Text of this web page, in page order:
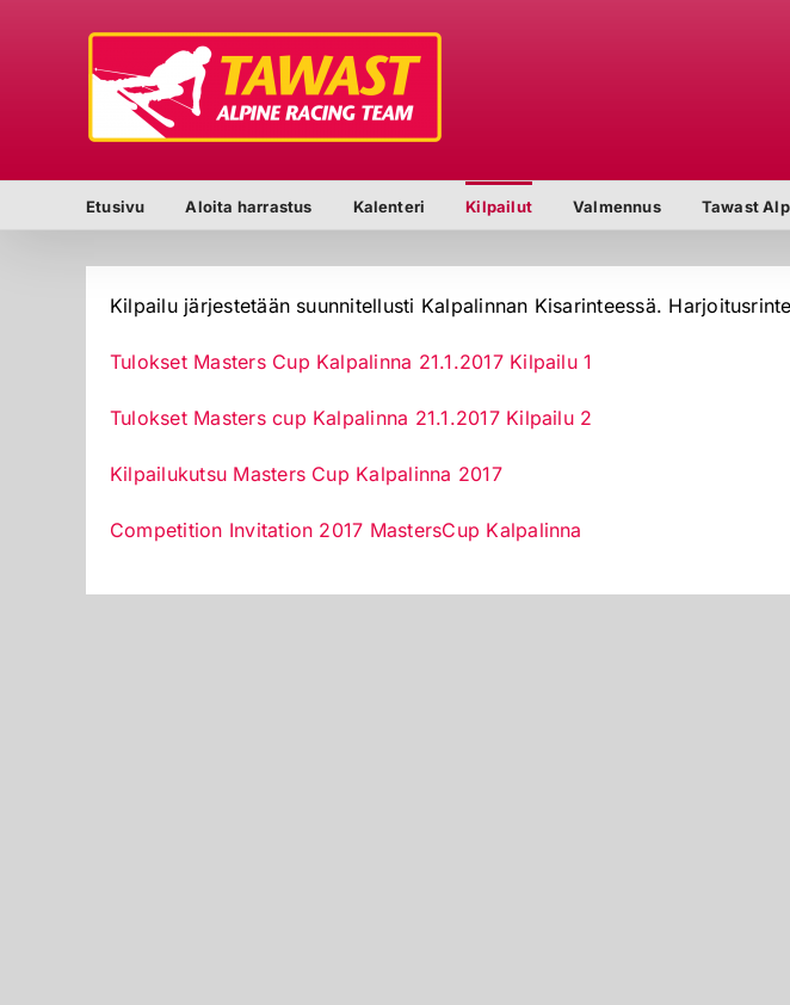
Etusivu Aloita harrastus Kalenteri Kilpailut Valmennus Tawast
Kilpailu järjestetään suunnitellusti Kalpalinnan Kisarinteessä.
Tulokset Masters Cup Kalpalinna 21.1.2017 Kilpailu 1
Tulokset Masters cup Kalpalinna 21.1.2017 Kilpailu 2
Kilpailukutsu Masters Cup Kalpalinna 2017
Competition Invitation 2017 MastersCup Kalpalinna